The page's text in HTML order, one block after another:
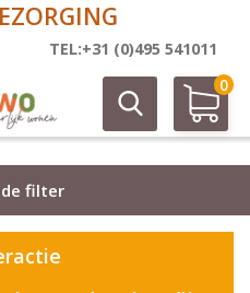
TEL:+31 (0)495 541011
0
filter